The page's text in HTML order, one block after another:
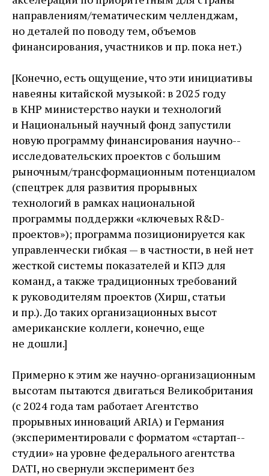
направлениям/тематическим челленджам,
но деталей по поводу тем, объемов
финансирования, участников и пр. пока нет.)
[Конечно, есть ощущение, что эти инициативы
навеяны китайской музыкой: в 2025 году
в КНР министерство науки и технологий
и Национальный научный фонд запустили
новую программу финансирования научно-­
исследовательских проектов с большим
рыночным/трансформационным потенциалом
(спецтрек для развития прорывных
технологий в рамках национальной
программы поддержки «ключевых R&D-
проектов»); программа позиционируется как
управленчески гибкая — ​в частности, в ней нет
жесткой системы показателей и КПЭ для
команд, а также традиционных требований
к руководителям проектов (Хирш, статьи
и пр.). До таких организационных высот
американские коллеги, конечно, еще
не дошли.]
Примерно к этим же научно-организационным
высотам пытаются двигаться Великобритания
(с 2024 года там работает Агентство
прорывных инноваций ARIA) и Германия
(экспериментировали с форматом «стартап-­
студии» на уровне федерального агентства
DATI, но свернули эксперимент без